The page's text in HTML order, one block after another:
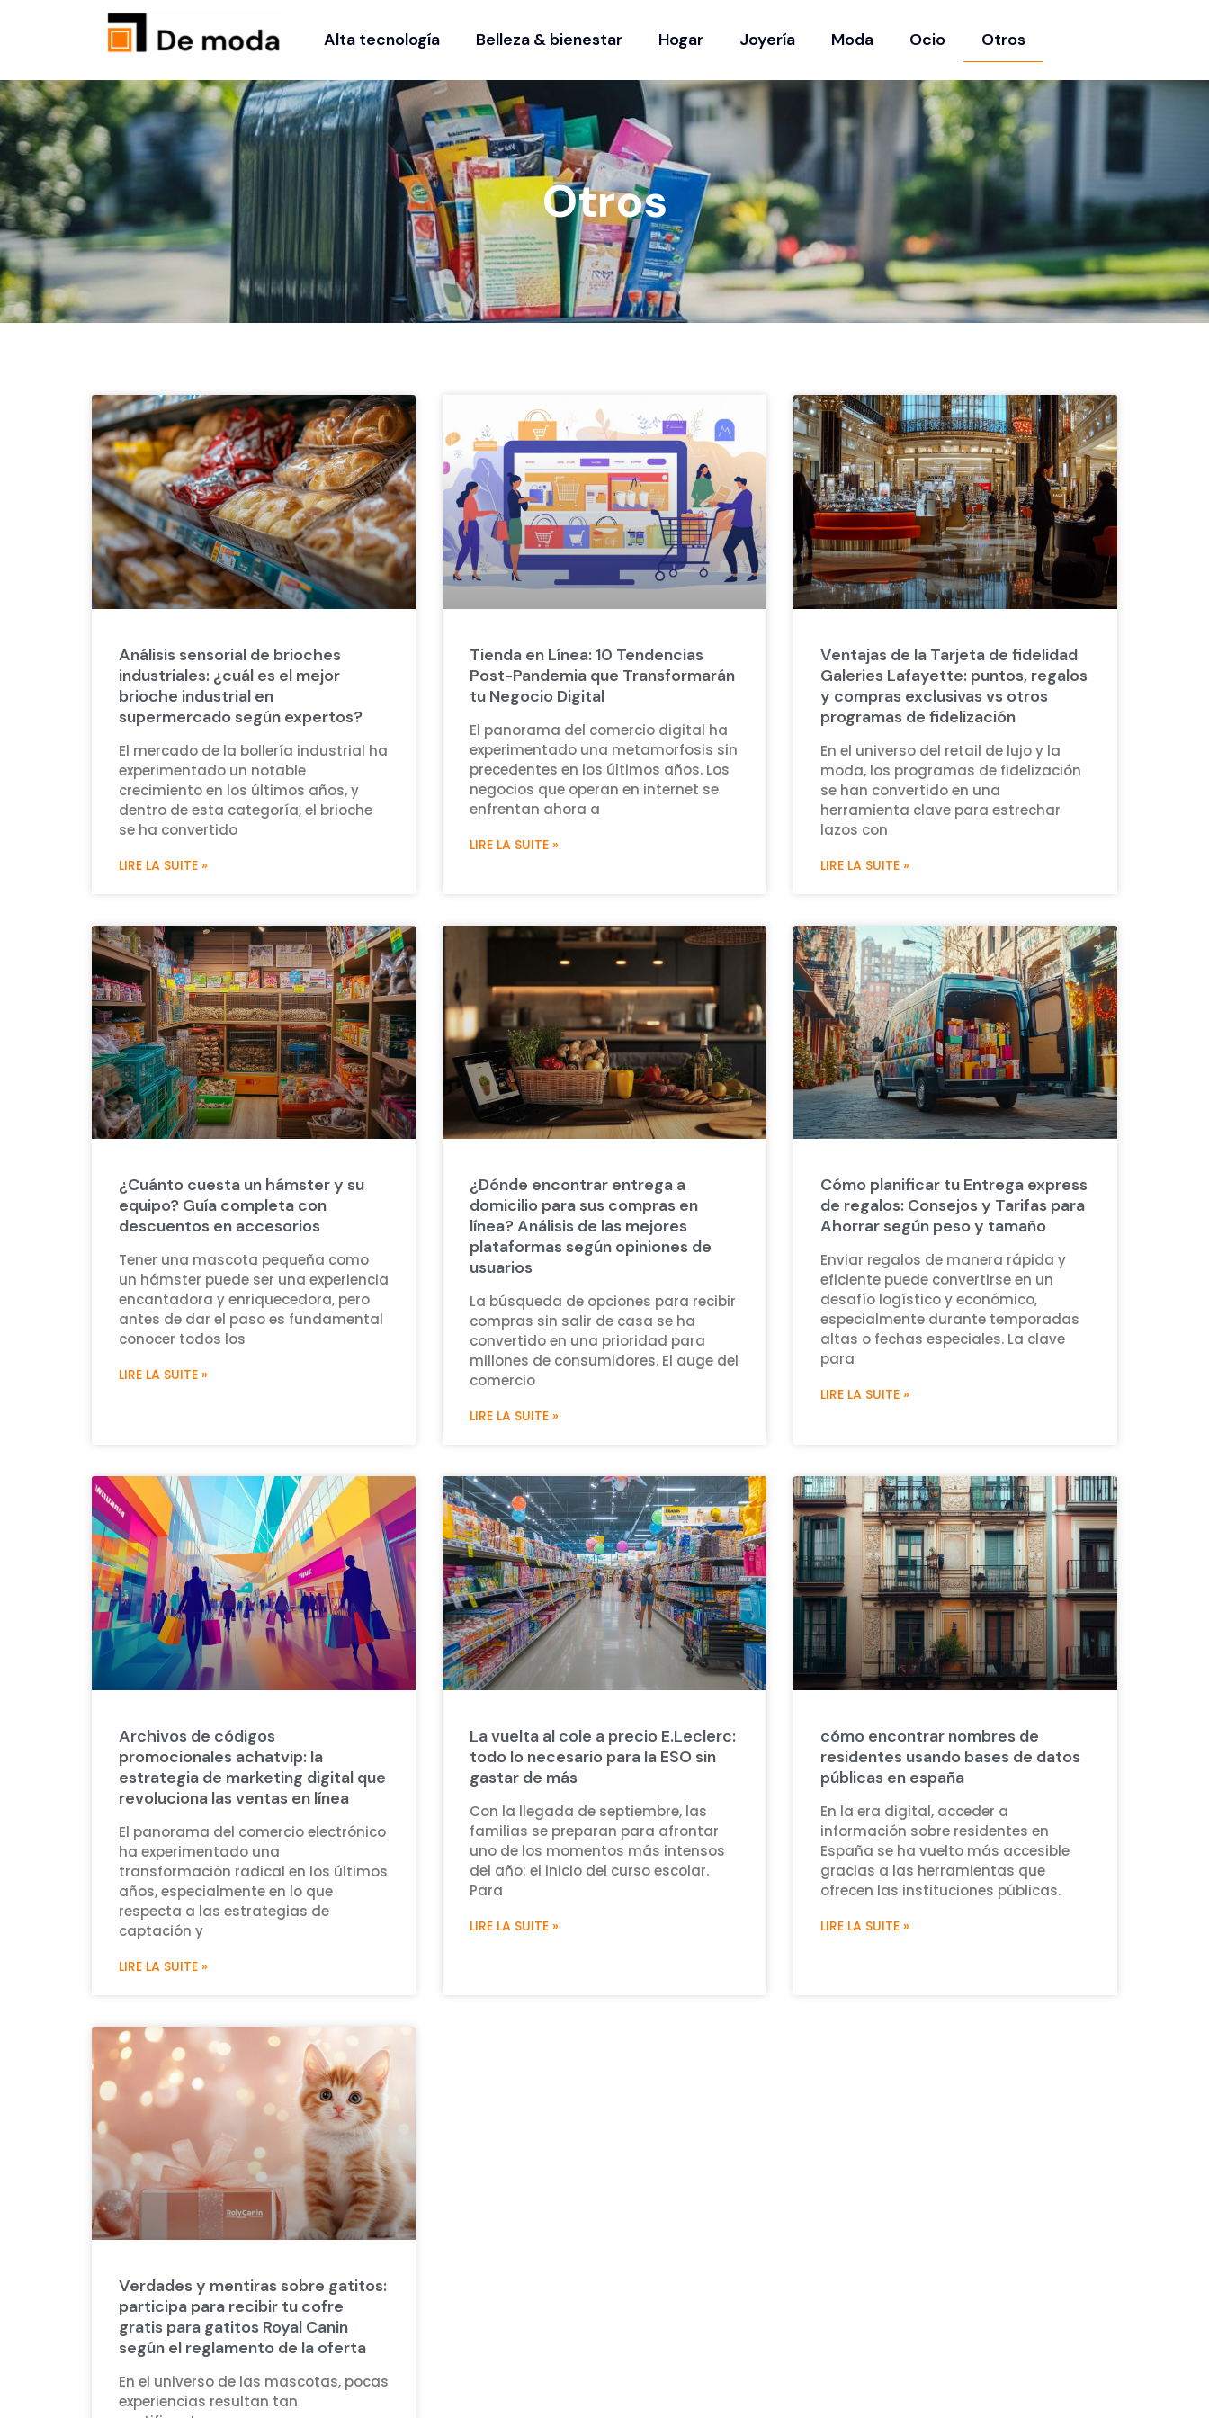
Alta tecnología Belleza & bienestar Hogar Joyería Moda Ocio Otros
Otros
Análisis sensorial de brioches
industriales: ¿cuál es el mejor
brioche industrial en
supermercado según expertos?
El mercado de la bollería industrial ha
experimentado un notable
crecimiento en los últimos años, y
dentro de esta categoría, el brioche
se ha convertido
LIRE LA SUITE »
Tienda en Línea: 10 Tendencias
Post-Pandemia que Transformarán
tu Negocio Digital
El panorama del comercio digital ha
experimentado una metamorfosis sin
precedentes en los últimos años. Los
negocios que operan en internet se
enfrentan ahora a
LIRE LA SUITE »
Ventajas de la Tarjeta de fidelidad
Galeries Lafayette: puntos, regalos
y compras exclusivas vs otros
programas de fidelización
En el universo del retail de lujo y la
moda, los programas de fidelización
se han convertido en una
herramienta clave para estrechar
lazos con
LIRE LA SUITE »
¿Cuánto cuesta un hámster y su
equipo? Guía completa con
descuentos en accesorios
Tener una mascota pequeña como
un hámster puede ser una experiencia
encantadora y enriquecedora, pero
antes de dar el paso es fundamental
conocer todos los
LIRE LA SUITE »
¿Dónde encontrar entrega a
domicilio para sus compras en
línea? Análisis de las mejores
plataformas según opiniones de
usuarios
La búsqueda de opciones para recibir
compras sin salir de casa se ha
convertido en una prioridad para
millones de consumidores. El auge del
comercio
LIRE LA SUITE »
Cómo planificar tu Entrega express
de regalos: Consejos y Tarifas para
Ahorrar según peso y tamaño
Enviar regalos de manera rápida y
eficiente puede convertirse en un
desafío logístico y económico,
especialmente durante temporadas
altas o fechas especiales. La clave
para
LIRE LA SUITE »
Archivos de códigos
promocionales achatvip: la
estrategia de marketing digital que
revoluciona las ventas en línea
El panorama del comercio electrónico
ha experimentado una
transformación radical en los últimos
años, especialmente en lo que
respecta a las estrategias de
captación y
LIRE LA SUITE »
La vuelta al cole a precio E.Leclerc:
todo lo necesario para la ESO sin
gastar de más
Con la llegada de septiembre, las
familias se preparan para afrontar
uno de los momentos más intensos
del año: el inicio del curso escolar.
Para
LIRE LA SUITE »
cómo encontrar nombres de
residentes usando bases de datos
públicas en españa
En la era digital, acceder a
información sobre residentes en
España se ha vuelto más accesible
gracias a las herramientas que
ofrecen las instituciones públicas.
LIRE LA SUITE »
Verdades y mentiras sobre gatitos:
participa para recibir tu cofre
gratis para gatitos Royal Canin
según el reglamento de la oferta
En el universo de las mascotas, pocas
experiencias resultan tan